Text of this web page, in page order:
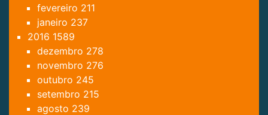
fevereiro 211
janeiro 237
2016 1589
dezembro 278
novembro 276
outubro 245
setembro 215
agosto 239